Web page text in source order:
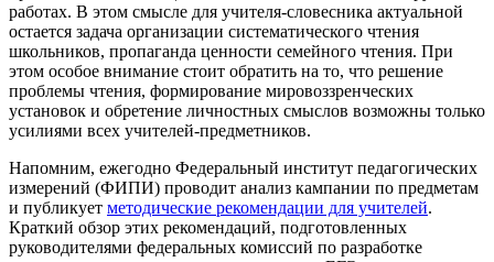
работах. В этом смысле для учителя-словесника актуальной
остается задача организации систематического чтения
школьников, пропаганда ценности семейного чтения. При
этом особое внимание стоит обратить на то, что решение
проблемы чтения, формирование мировоззренческих
установок и обретение личностных смыслов возможны только
усилиями всех учителей-предметников.
Напомним, ежегодно Федеральный институт педагогических
измерений (ФИПИ) проводит анализ кампании по предметам
и публикует методические рекомендации для учителей.
Краткий обзор этих рекомендаций, подготовленных
руководителями федеральных комиссий по разработке